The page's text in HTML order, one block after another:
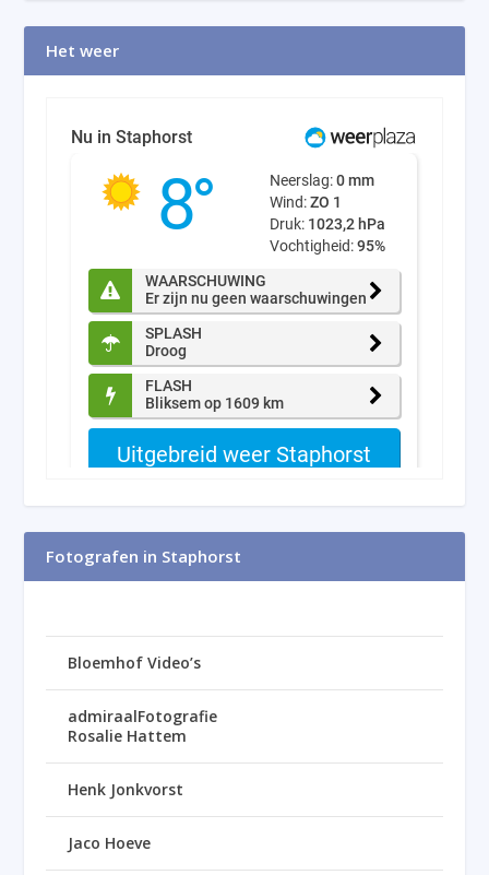
Het weer
Fotografen in Staphorst
Bloemhof Video’s
admiraalFotografie
Rosalie Hattem
Henk Jonkvorst
Jaco Hoeve